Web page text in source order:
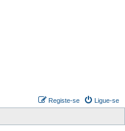
Ligue-se
Registe-se